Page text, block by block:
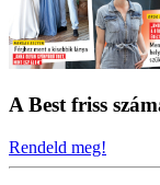
A Best friss
Rendeld meg!